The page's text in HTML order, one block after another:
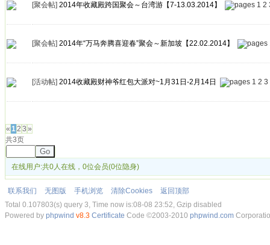
[聚会帖] 2014年收藏殿跨国聚会～台湾游【7-13.03.2014】 1 2
[聚会帖] 2014年“万马奔腾喜迎春”聚会～新加坡【22.02.2014】
[活动帖] 2014收藏殿财神爷红包大派对~1月31日-2月14日 1 2 3
« 12 3 »
共3页
Go
在线用户:共0人在线，0位会员(0位隐身)
联系我们 无图版 手机浏览 清除Cookies
返回顶部
Total 0.107803(s) query 3, Time now is:08-08 23:52, Gzip disabled
Powered by phpwind v8.3 Certificate Code ©2003-2010 phpwind.com